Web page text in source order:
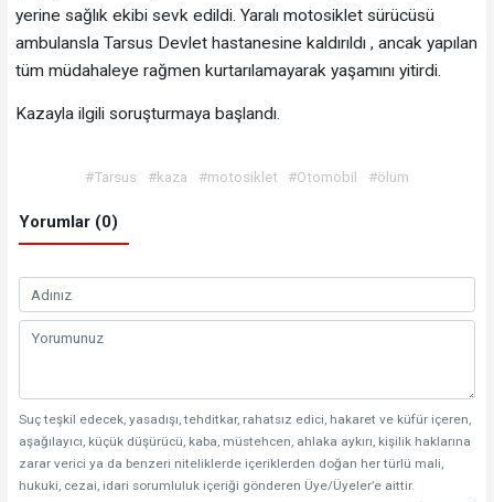
yerine sağlık ekibi sevk edildi. Yaralı motosiklet sürücüsü
ambulansla Tarsus Devlet hastanesine kaldırıldı , ancak yapılan
tüm müdahaleye rağmen kurtarılamayarak yaşamını yitirdi.
Kazayla ilgili soruşturmaya başlandı.
#Tarsus #kaza #motosiklet #Otomobil #ölüm
Yorumlar (0)
Suç teşkil edecek, yasadışı, tehditkar, rahatsız edici, hakaret ve küfür içeren,
aşağılayıcı, küçük düşürücü, kaba, müstehcen, ahlaka aykırı, kişilik haklarına
zarar verici ya da benzeri niteliklerde içeriklerden doğan her türlü mali,
hukuki, cezai, idari sorumluluk içeriği gönderen Üye/Üyeler’e aittir.